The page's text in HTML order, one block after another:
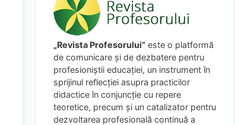
„Revista Profesorului” este o platformă
de comunicare și de dezbatere pentru
profesioniștii educației, un instrument în
sprijinul reflecției asupra practicilor
didactice în conjuncție cu repere
teoretice, precum și un catalizator pentru
dezvoltarea profesională continuă a